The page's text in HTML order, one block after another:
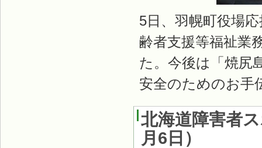
5日、羽幌町役場
齢者支援等福祉業
た。今後は「焼尻
安全のためのお手
北海道障害者
月6日 ）